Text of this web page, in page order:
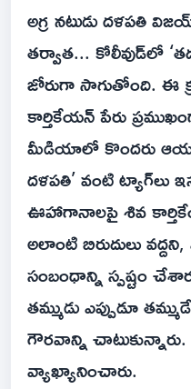
అగ్ర నటుడు దళపతి
తర్వాత... కోలీవుడ్‌లో
జోరుగా సాగుతోంది. ఈ
కార్తికేయన్ పేరు
మీడియాలో కొందరు
దళపతి’ వంటి ట్యాగ్‌లు
ఊహాగానాలపై శివ
అలాంటి బిరుదులు
సంబంధాన్ని స్పష్టం
తమ్ముడు ఎప్పుడూ
గౌరవాన్ని
వ్యాఖ్యానించారు.